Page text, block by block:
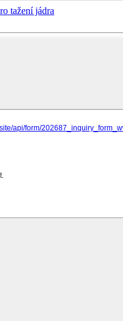
tažení jádra